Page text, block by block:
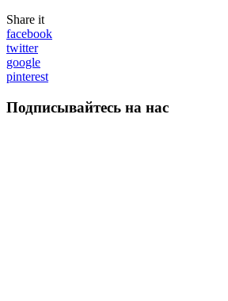
Share it
facebook
twitter
google
pinterest
Подписывайтесь на нас